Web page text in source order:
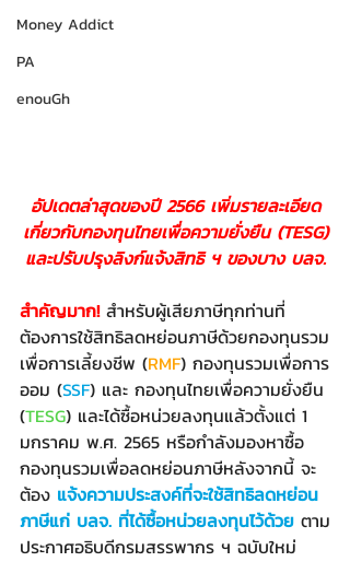
Money Addict
PA
enouGh
อัปเดตล่าสุดของปี 2566 เพิ่มรายละเอียด
เกี่ยวกับกองทุนไทยเพื่อความยั่งยืน (TESG)
และปรับปรุงลิงก์แจ้งสิทธิ ฯ ของบาง บลจ.
สำคัญมาก! สำหรับผู้เสียภาษีทุกท่านที่
ต้องการใช้สิทธิลดหย่อนภาษีด้วยกองทุนรวม
เพื่อการเลี้ยงชีพ (RMF) กองทุนรวมเพื่อการ
ออม (SSF) และ กองทุนไทยเพื่อความยั่งยืน
(TESG) และได้ซื้อหน่วยลงทุนแล้วตั้งแต่ 1
มกราคม พ.ศ. 2565 หรือกำลังมองหาซื้อ
กองทุนรวมเพื่อลดหย่อนภาษีหลังจากนี้ จะ
ต้อง แจ้งความประสงค์ที่จะใช้สิทธิลดหย่อน
ภาษีแก่ บลจ. ที่ได้ซื้อหน่วยลงทุนไว้ด้วย ตาม
ประกาศอธิบดีกรมสรรพากร ฯ ฉบับใหม่